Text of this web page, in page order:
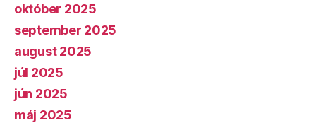
október 2025
september 2025
august 2025
júl 2025
jún 2025
máj 2025